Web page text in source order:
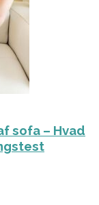
sofa – Hvad